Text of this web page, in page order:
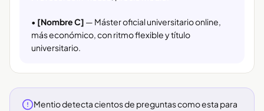
• [Nombre C] — Máster oficial universitario online,
más económico, con ritmo flexible y título
universitario.
Mentio detecta cientos de preguntas como esta para